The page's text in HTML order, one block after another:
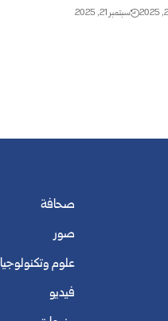
سبتمبر 21, 2025
صحافة
صور
علوم وتكنولوجيا
فيديو